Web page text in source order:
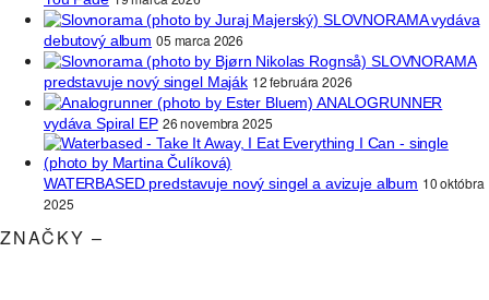
SLOVNORAMA vydáva
debutový album 05 marca 2026
SLOVNORAMA
predstavuje nový singel Maják 12 februára 2026
ANALOGRUNNER
vydáva Spiral EP 26 novembra 2025
WATERBASED predstavuje nový singel a avizuje album 10 októbra
2025
ZNAČKY –